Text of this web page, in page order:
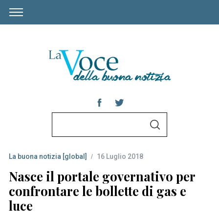
r
c
h
S
La buona notizia [global] 16 Luglio 2018
Nasce il portale governativo per
confrontare le bollette di gas e
luce